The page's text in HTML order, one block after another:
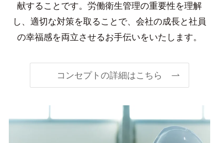
献することです。労働衛生管理の重要性を理解
し、適切な対策を取ることで、会社の成長と社員
の幸福感を両立させるお手伝いをいたします。
コンセプトの詳細はこちら